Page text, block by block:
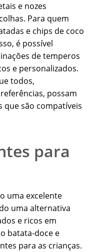
e nozes
Para quem
e chips de coco
é possível
de temperos
e personalizados.
todos,
possam
que são compatíveis
para
uma excelente
uma alternativa
e ricos em
batata-doce e
para as crianças.